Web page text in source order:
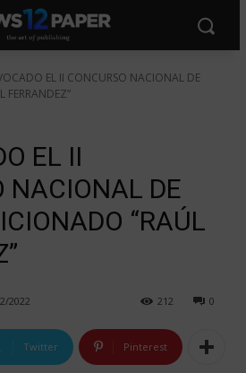
EL II CONCURSO NACIONAL DE
FERRANDEZ”
EL II
NACIONAL DE
“RAÚL
2022 0
212
Twitter Pinterest